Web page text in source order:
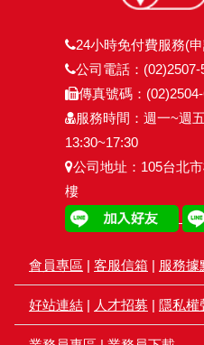
24小時免付費服務(
公司電話：(02)2507-
傳真號碼：
服務時間：週一~週
13:30~17:30
公司地址：105台北
樓
會員專區 | 客服信箱 | 服務據
好站連結 | 人才招募 | 隱私權